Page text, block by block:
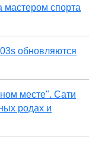
мастером спорта
обновляются
месте". Сати
родах и